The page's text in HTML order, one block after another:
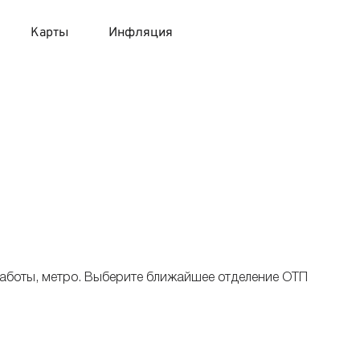
Карты Инфляция
метро. Выберите ближайшее отделение ОТП